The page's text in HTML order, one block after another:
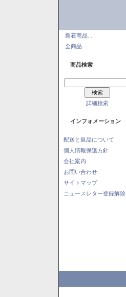
新着商品...
全商品...
商品検索
詳細検索
インフォメーション
配送と返品について
個人情報保護方針
会社案内
お問い合わせ
サイトマップ
ニュースレター登録解除